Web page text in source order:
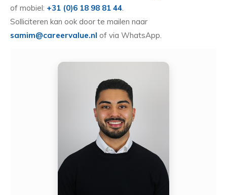
of mobiel: +31 (0)6 18 98 81 44.
Solliciteren kan ook door te mailen naar
samim@careervalue.nl of via WhatsApp.